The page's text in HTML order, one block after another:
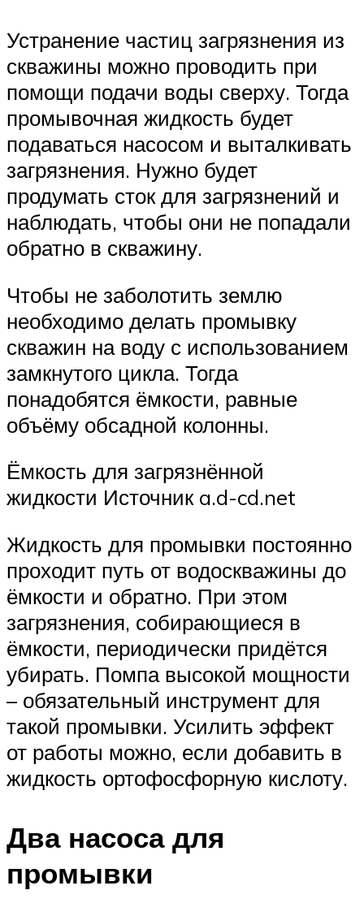
Устранение частиц загрязнения из
скважины можно проводить при
помощи подачи воды сверху. Тогда
промывочная жидкость будет
подаваться насосом и выталкивать
загрязнения. Нужно будет
продумать сток для загрязнений и
наблюдать, чтобы они не попадали
обратно в скважину.
Чтобы не заболотить землю
необходимо делать промывку
скважин на воду с использованием
замкнутого цикла. Тогда
понадобятся ёмкости, равные
объёму обсадной колонны.
Ёмкость для загрязнённой
жидкости Источник a.d-cd.net
Жидкость для промывки постоянно
проходит путь от водоскважины до
ёмкости и обратно. При этом
загрязнения, собирающиеся в
ёмкости, периодически придётся
убирать. Помпа высокой мощности
– обязательный инструмент для
такой промывки. Усилить эффект
от работы можно, если добавить в
жидкость ортофосфорную кислоту.
Два насоса для
промывки